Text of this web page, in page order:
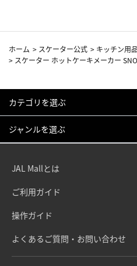
ホーム > スケーター公式 > キッチン用品
> スケーター ホットケーキメーカー
カテゴリを選ぶ
ジャンルを選ぶ
JAL Mallとは
ご利用ガイド
操作ガイド
よくあるご質問・お問い合わせ